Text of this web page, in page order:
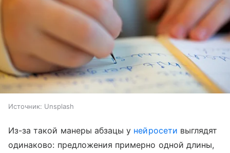
Источник: Unsplash
Из-за такой манеры абзацы у нейросети выглядят
одинаково: предложения примерно одной длины,